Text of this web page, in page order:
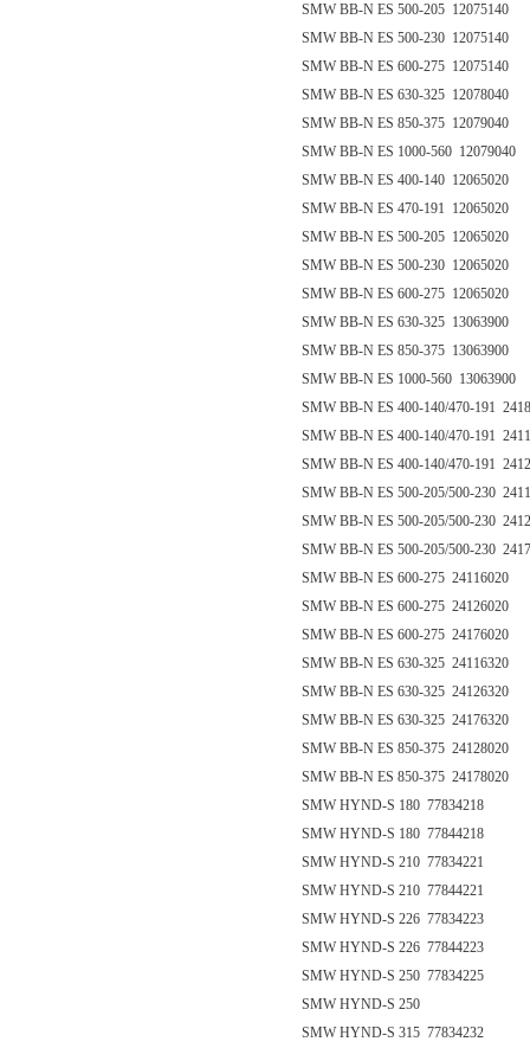
SMW BB-N ES 500-205 12075140
SMW BB-N ES 500-230 12075140
SMW BB-N ES 600-275 12075140
SMW BB-N ES 630-325 12078040
SMW BB-N ES 850-375 12079040
SMW BB-N ES 1000-560 12079040
SMW BB-N ES 400-140 12065020
SMW BB-N ES 470-191 12065020
SMW BB-N ES 500-205 12065020
SMW BB-N ES 500-230 12065020
SMW BB-N ES 600-275 12065020
SMW BB-N ES 630-325 13063900
SMW BB-N ES 850-375 13063900
SMW BB-N ES 1000-560 13063900
SMW BB-N ES 400-140/470-191
SMW BB-N ES 400-140/470-191
SMW BB-N ES 400-140/470-191
SMW BB-N ES 500-205/500-230
SMW BB-N ES 500-205/500-230
SMW BB-N ES 500-205/500-230
SMW BB-N ES 600-275 24116020
SMW BB-N ES 600-275 24126020
SMW BB-N ES 600-275 24176020
SMW BB-N ES 630-325 24116320
SMW BB-N ES 630-325 24126320
SMW BB-N ES 630-325 24176320
SMW BB-N ES 850-375 24128020
SMW BB-N ES 850-375 24178020
SMW HYND-S 180 77834218
SMW HYND-S 180 77844218
SMW HYND-S 210 77834221
SMW HYND-S 210 77844221
SMW HYND-S 226 77834223
SMW HYND-S 226 77844223
SMW HYND-S 250 77834225
SMW HYND-S 250
SMW HYND-S 315 77834232